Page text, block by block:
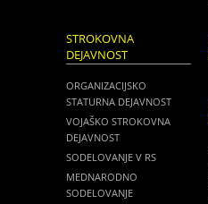
STROKOVNA
DEJAVNOST
ORGANIZACIJSKO
STATURNA DEJAVNOST
VOJAŠKO STROKOVNA
DEJAVNOST
SODELOVANJE V RS
MEDNARODNO
SODELOVANJE